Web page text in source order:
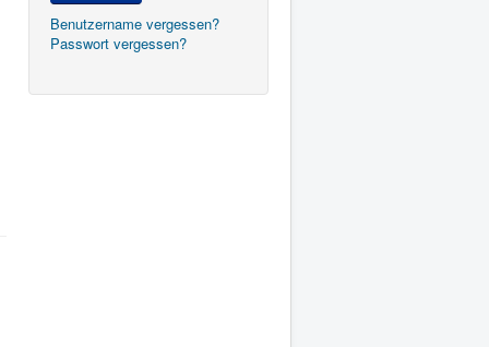
Benutzername vergessen?
Passwort vergessen?